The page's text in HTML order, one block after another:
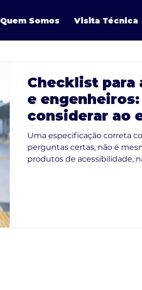
Quem Somos Visita Técnica
Checklist para
e
considerar ao
produtos de
acessibilidade
Uma especificação correta
perguntas certas, não é mesmo? Ao
produtos de acessibilidade,